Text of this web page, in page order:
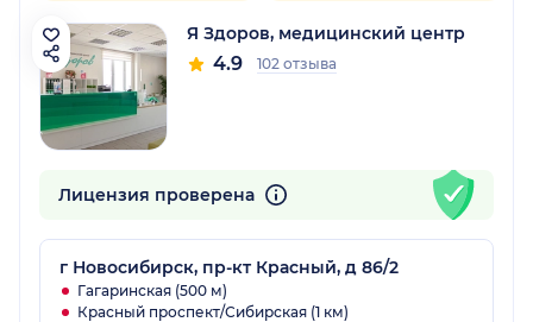
Я Здоров, медицинский центр
4.9 102 отзыва
Лицензия проверена
г Новосибирск, пр-кт Красный, д 86/2
Гагаринская (500 м)
Красный проспект/Сибирская (1 км)